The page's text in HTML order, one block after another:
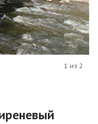
1 из 2